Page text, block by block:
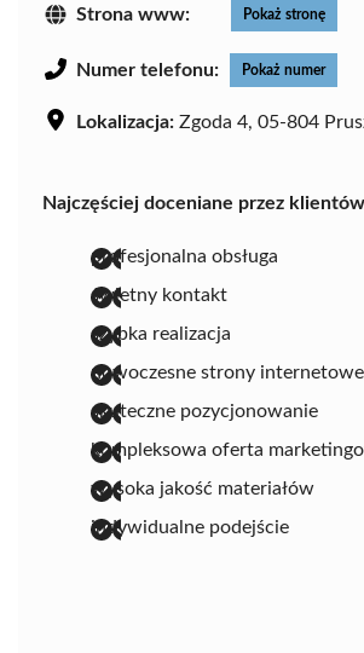
Strona www: Pokaż stronę
Numer telefonu: Pokaż numer
Lokalizacja: Zgoda 4, 05-804
Najczęściej doceniane przez
profesjonalna obsługa
świetny kontakt
szybka realizacja
nowoczesne strony internetowe
skuteczne pozycjonowanie
kompleksowa oferta
wysoka jakość materiałów
indywidualne podejście